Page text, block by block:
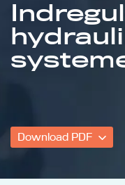
Om UCRS
Bliv faglært
Download PDF